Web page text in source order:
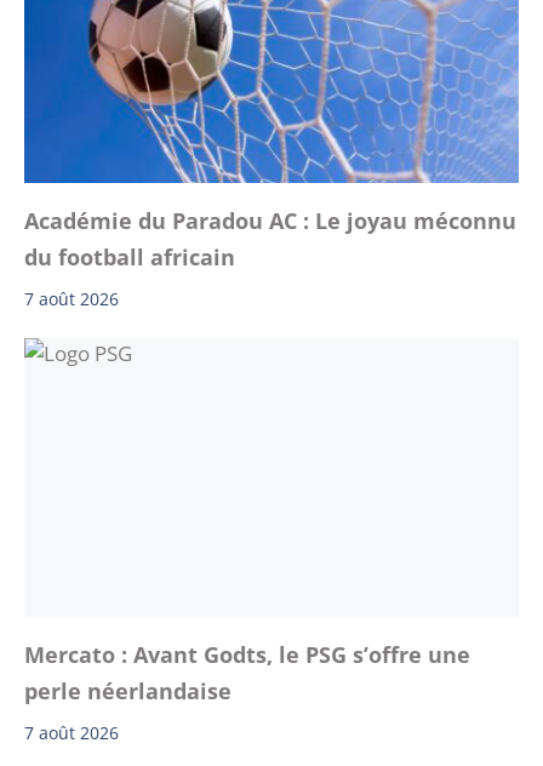
Académie du Paradou AC : Le joyau méconnu
du football africain
7 août 2026
Mercato : Avant Godts, le PSG s’offre une
perle néerlandaise
7 août 2026